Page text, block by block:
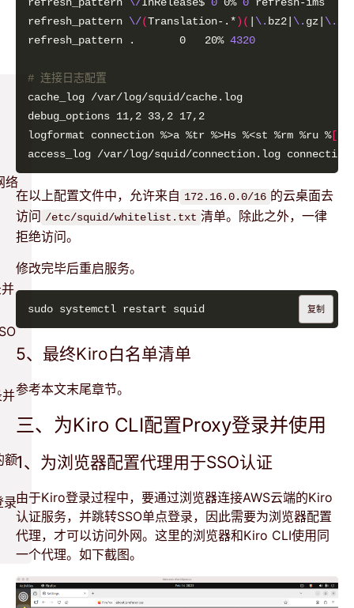
络
额
录
refresh_pattern \/(Translation-.*)( \. bz2| \. gz| \.
refresh_pattern .		0	20% 4320
# 连接日志配置
logformat connection %>a %tr %>Hs %<st %rm %ru %[
在以上配置文件中，允许来自 172.16.0.0/16 的云桌面去
访问 /etc/squid/whitelist.txt 清单。除此之外，一律
拒绝访问。
修改完毕后重启服务。
复制
5、最终Kiro白名单清单
参考本文末尾章节。
三、为Kiro CLI配置Proxy登录并使用
1、为浏览器配置代理用于SSO认证
由于Kiro登录过程中，要通过浏览器连接AWS云端的Kiro
认证服务，并跳转SSO单点登录，因此需要为浏览器配置
代理，才可以访问外网。这里的浏览器和Kiro CLI使用同
一个代理。如下截图。